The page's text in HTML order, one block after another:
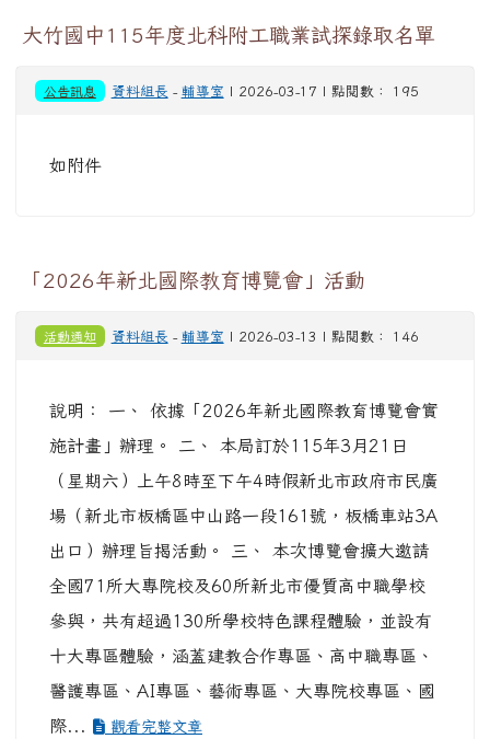
大竹國中115年度北科附工職業試探錄取名單
公告訊息 資料組長 - 輔導室 | 2026-03-17 | 點閱數： 195
如附件
「2026年新北國際教育博覽會」活動
活動通知 資料組長 - 輔導室 | 2026-03-13 | 點閱數： 146
說明： 一、 依據「2026年新北國際教育博覽會實
施計畫」辦理。 二、 本局訂於115年3月21日
（星期六）上午8時至下午4時假新北市政府市民廣
場（新北市板橋區中山路一段161號，板橋車站3A
出口）辦理旨揭活動。 三、 本次博覽會擴大邀請
全國71所大專院校及60所新北市優質高中職學校
參與，共有超過130所學校特色課程體驗，並設有
十大專區體驗，涵蓋建教合作專區、高中職專區、
醫護專區、AI專區、藝術專區、大專院校專區、國
際...
觀看完整文章